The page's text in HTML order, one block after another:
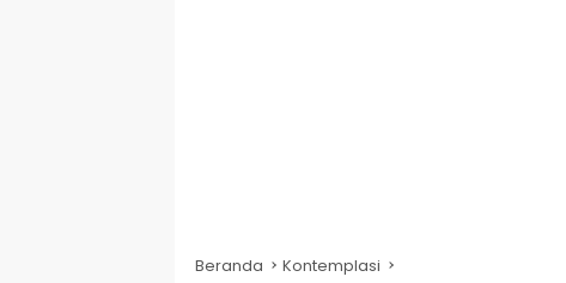
Beranda Kontemplasi